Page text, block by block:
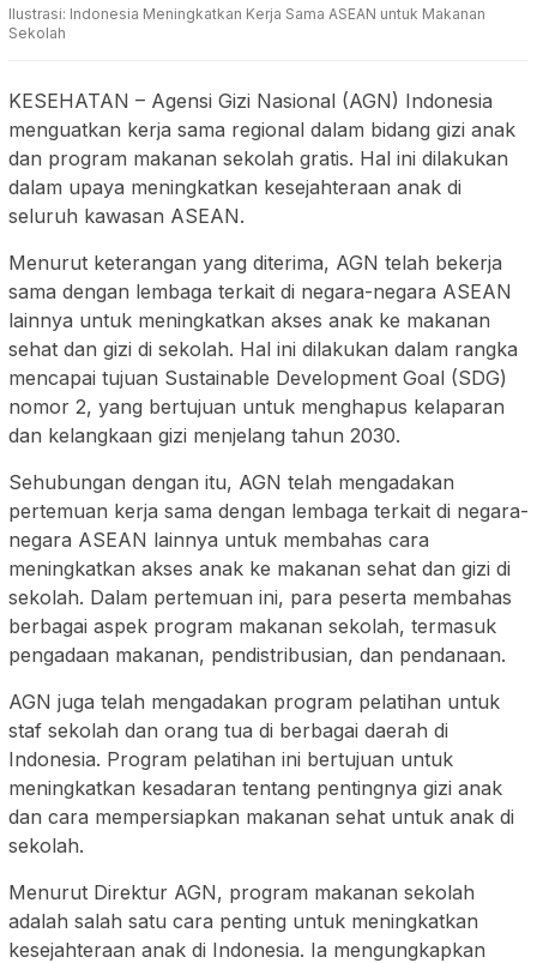
Ilustrasi: Indonesia Meningkatkan Kerja Sama ASEAN untuk Makanan
Sekolah
KESEHATAN – Agensi Gizi Nasional (AGN) Indonesia
menguatkan kerja sama regional dalam bidang gizi anak
dan program makanan sekolah gratis. Hal ini dilakukan
dalam upaya meningkatkan kesejahteraan anak di
seluruh kawasan ASEAN.
Menurut keterangan yang diterima, AGN telah bekerja
sama dengan lembaga terkait di negara-negara ASEAN
lainnya untuk meningkatkan akses anak ke makanan
sehat dan gizi di sekolah. Hal ini dilakukan dalam rangka
mencapai tujuan Sustainable Development Goal (SDG)
nomor 2, yang bertujuan untuk menghapus kelaparan
dan kelangkaan gizi menjelang tahun 2030.
Sehubungan dengan itu, AGN telah mengadakan
pertemuan kerja sama dengan lembaga terkait di negara-
negara ASEAN lainnya untuk membahas cara
meningkatkan akses anak ke makanan sehat dan gizi di
sekolah. Dalam pertemuan ini, para peserta membahas
berbagai aspek program makanan sekolah, termasuk
pengadaan makanan, pendistribusian, dan pendanaan.
AGN juga telah mengadakan program pelatihan untuk
staf sekolah dan orang tua di berbagai daerah di
Indonesia. Program pelatihan ini bertujuan untuk
meningkatkan kesadaran tentang pentingnya gizi anak
dan cara mempersiapkan makanan sehat untuk anak di
sekolah.
Menurut Direktur AGN, program makanan sekolah
adalah salah satu cara penting untuk meningkatkan
kesejahteraan anak di Indonesia. Ia mengungkapkan